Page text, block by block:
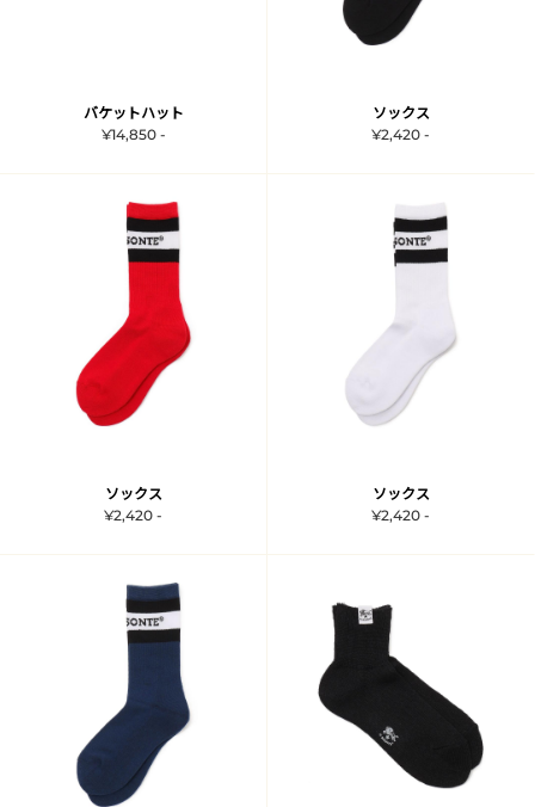
バケットハット
¥14,850 -
ソックス
¥2,420 -
ソックス
¥2,420 -
ソックス
¥2,420 -